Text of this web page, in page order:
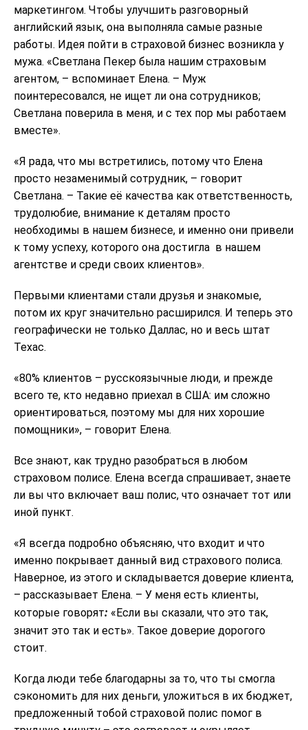
маркетингом. Чтобы улучшить разговорный
английский язык, она выполняла самые разные
работы. Идея пойти в страховой бизнес возникла у
мужа. «Светлана Пекер была нашим страховым
агентом, – вспоминает Елена. – Муж
поинтересовался, не ищет ли она сотрудников;
Светлана поверила в меня, и с тех пор мы работаем
вместе».
«Я рада, что мы встретились, потому что Елена
просто незаменимый сотрудник, – говорит
Светлана. – Такие её качества как ответственность,
трудолюбие, внимание к деталям просто
необходимы в нашем бизнесе, и именно они привели
к тому успеху, которого она достигла в нашем
агентстве и среди своих клиентов».
Первыми клиентами стали друзья и знакомые,
потом их круг значительно расширился. И теперь это
географически не только Даллас, но и весь штат
Техас.
«80% клиентов – русскоязычные люди, и прежде
всего те, кто недавно приехал в США: им сложно
ориентироваться, поэтому мы для них хорошие
помощники», – говорит Елена.
Все знают, как трудно разобраться в любом
страховом полисе. Елена всегда спрашивает, знаете
ли вы что включает ваш полис, что означает тот или
иной пункт.
«Я всегда подробно объясняю, что входит и что
именно покрывает данный вид страхового полиса.
Наверное, из этого и складывается доверие клиента,
– рассказывает Елена. – У меня есть клиенты,
которые говорят: «Если вы сказали, что это так,
значит это так и есть». Такое доверие дорогого
стоит.
Когда люди тебе благодарны за то, что ты смогла
сэкономить для них деньги, уложиться в их бюджет,
предложенный тобой страховой полис помог в